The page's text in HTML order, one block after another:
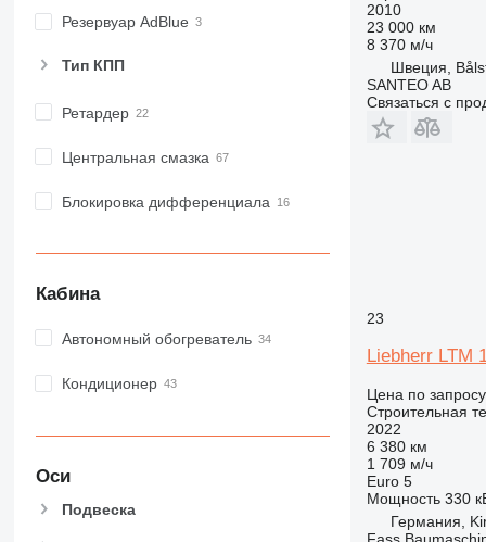
GC
M-series
NR
Резервуар AdBlue
Тип КПП
Ретардер
Центральная смазка
Блокировка дифференциала
Кабина
Автономный обогреватель
Кондиционер
Оси
Подвеска
2010
23 000 км
8 370 м/ч
Швеция,
SANTEO AB
Связаться с
23
Liebherr LTM
Цена по запросу
Строительная
2022
6 380 км
1 709 м/ч
Euro 5
Мощность 330
Германия,
Fass